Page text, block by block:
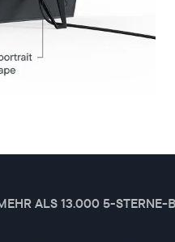
BEWERTUNGEN